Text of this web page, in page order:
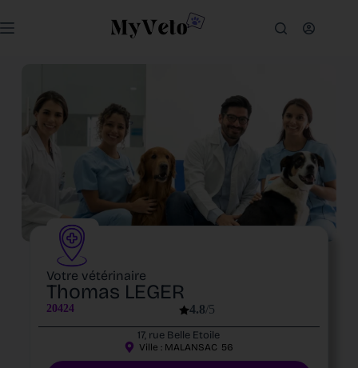
Votre vétérinaire
Thomas LEGER
20424 4.8/5
17, rue Belle Etoile
Ville : MALANSAC 56